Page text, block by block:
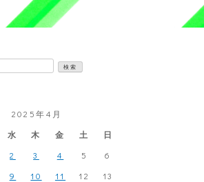
2025年4月
水 木 金 土 日
2 3 4 5
6
9 10 11 12
13